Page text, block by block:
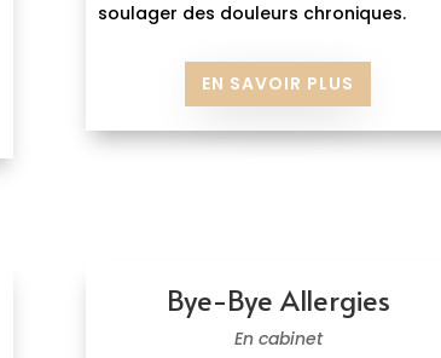
soulager des douleurs chroniques.
EN SAVOIR PLUS
Bye-Bye Allergies
En cabinet